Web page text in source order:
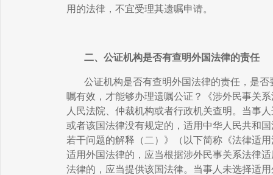
用的法律，不宜受理其遗嘱申请。
二、公证机构是否有查明外国法律的责任
公证机构是否有查明外国法律的责任，是
嘱有效，才能够办理遗嘱公证？《涉外民事关
人民法院、仲裁机构或者行政机关查明。当事
或者该国法律没有规定的，适用中华人民共和
若干问题的解释（二）》（以下简称《法律适
适用外国法律的，应当根据涉外民事关系法律
法律的，应当提供该国法律。当事人未选择适